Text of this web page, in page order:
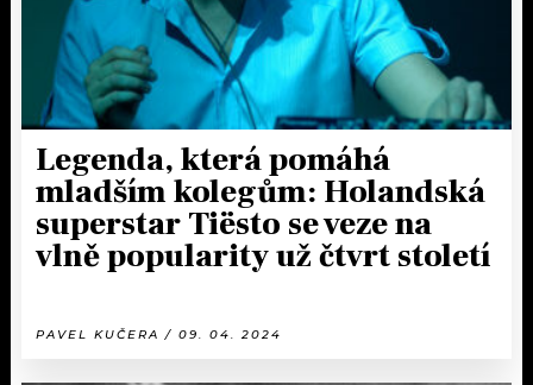
Legenda, která pomáhá
mladším kolegům: Holandská
superstar Tiësto se veze na
vlně popularity už čtvrt století
PAVEL KUČERA / 09. 04. 2024